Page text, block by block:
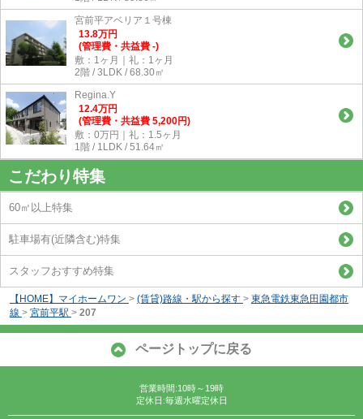
宮前平アベリア１号棟
13.8万円
(管理費・共益費 -)
敷：1ヶ月｜礼：1ヶ月
2階 / 3LDK / 68.30㎡
Regina.Y
12.4万円
(管理費・共益費 5,200円)
敷：0万円｜礼：1.5ヶ月
1階 / 1LDK / 51.64㎡
こだわり特集
60㎡以上特集
駐車場有(近隣含む)特集
スタッフおすすめ特集
【HOME】マイホームワン > (賃貸)路線・駅から探す > 東急電鉄東急田園都市
線 > 宮前平駅 > 207
ページトップに戻る
営業時間:10時～19時
定休日:毎週水曜定休日